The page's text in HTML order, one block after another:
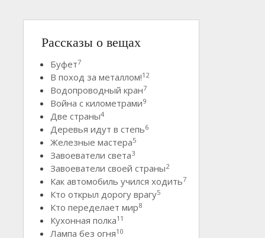
Рассказы о вещах
Буфет7
В поход за металлом!12
Водопроводный кран7
Война с километрами9
Две страны4
Деревья идут в степь6
Железные мастера5
Завоеватели света3
Завоеватели своей страны2
Как автомобиль учился ходить7
Кто открыл дорогу врагу5
Кто переделает мир8
Кухонная полка11
Лампа без огня10